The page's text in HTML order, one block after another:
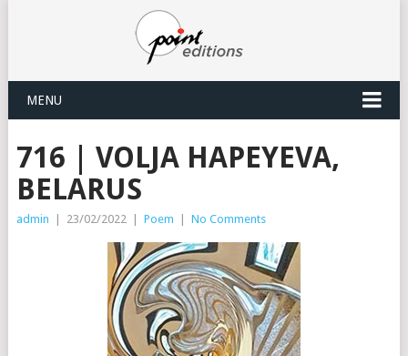
MENU
716 | VOLJA HAPEYEVA,
BELARUS
admin 23/02/2022 Poem No Comments